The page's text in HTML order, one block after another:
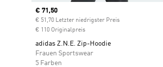
Current price
€ 71,50
€ 51,70 Letzter niedrigster Preis
€ 110 Originalpreis
adidas Z.N.E. Zip-Hoodie
Frauen Sportswear
5 Farben